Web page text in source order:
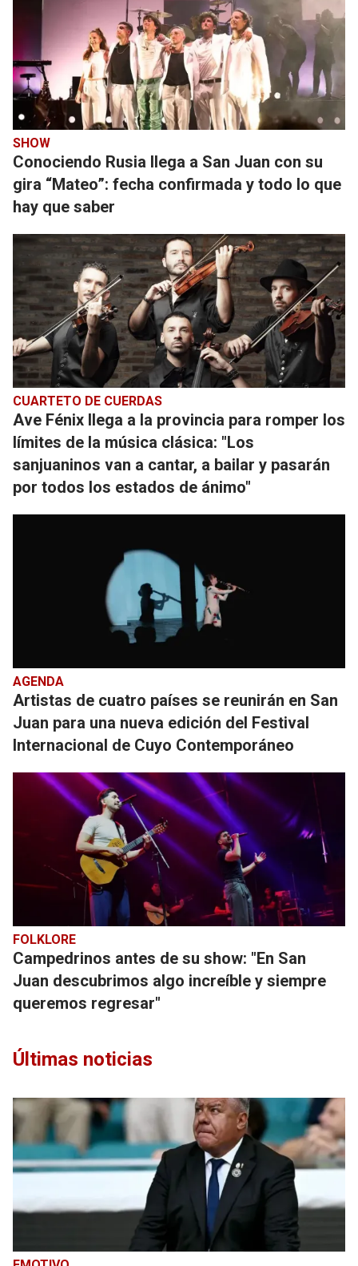
SHOW
Conociendo Rusia llega a San Juan con su
gira “Mateo”: fecha confirmada y todo lo que
hay que saber
CUARTETO DE CUERDAS
Ave Fénix llega a la provincia para romper los
límites de la música clásica: "Los
sanjuaninos van a cantar, a bailar y pasarán
por todos los estados de ánimo"
AGENDA
Artistas de cuatro países se reunirán en San
Juan para una nueva edición del Festival
Internacional de Cuyo Contemporáneo
FOLKLORE
Campedrinos antes de su show: "En San
Juan descubrimos algo increíble y siempre
queremos regresar"
Últimas noticias